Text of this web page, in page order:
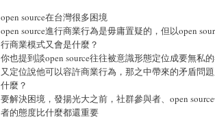
open source在台灣很多困境
open source進行商業行為是毋庸置疑的，但以open
行商業模式又會是什麼？
你也提到談open source往往被意識形態定位成要無私
又定位說他可以容許商業行為，那之中帶來的矛盾問
什麼？
要解決困境，發揚光大之前，社群參與者、open
者的態度比什麼都還重要